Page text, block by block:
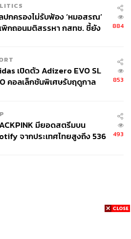
ปกครองไม่รับฟ้อง ‘หมอสรณ’
พิกถอนมติสรรหา กสทช. ชี้ยัง
884
เปิดตัว Adizero EVO SL
คอลเล็กชันพิเศษรับฤดูกาล
853
มียอดสตรีมบน
จากประเทศไทยสูงถึง 536
493